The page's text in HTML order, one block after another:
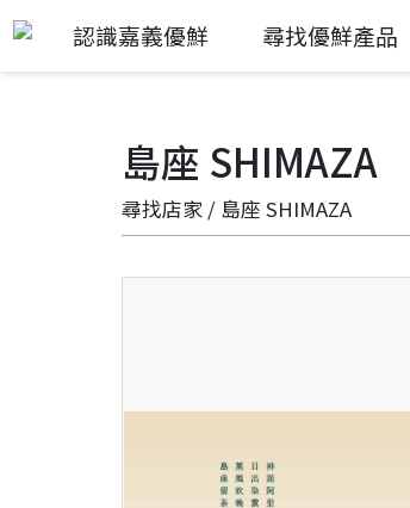
認識嘉義優鮮 尋找優鮮產品
島座 SHIMAZA
尋找店家 / 島座 SHIMAZA